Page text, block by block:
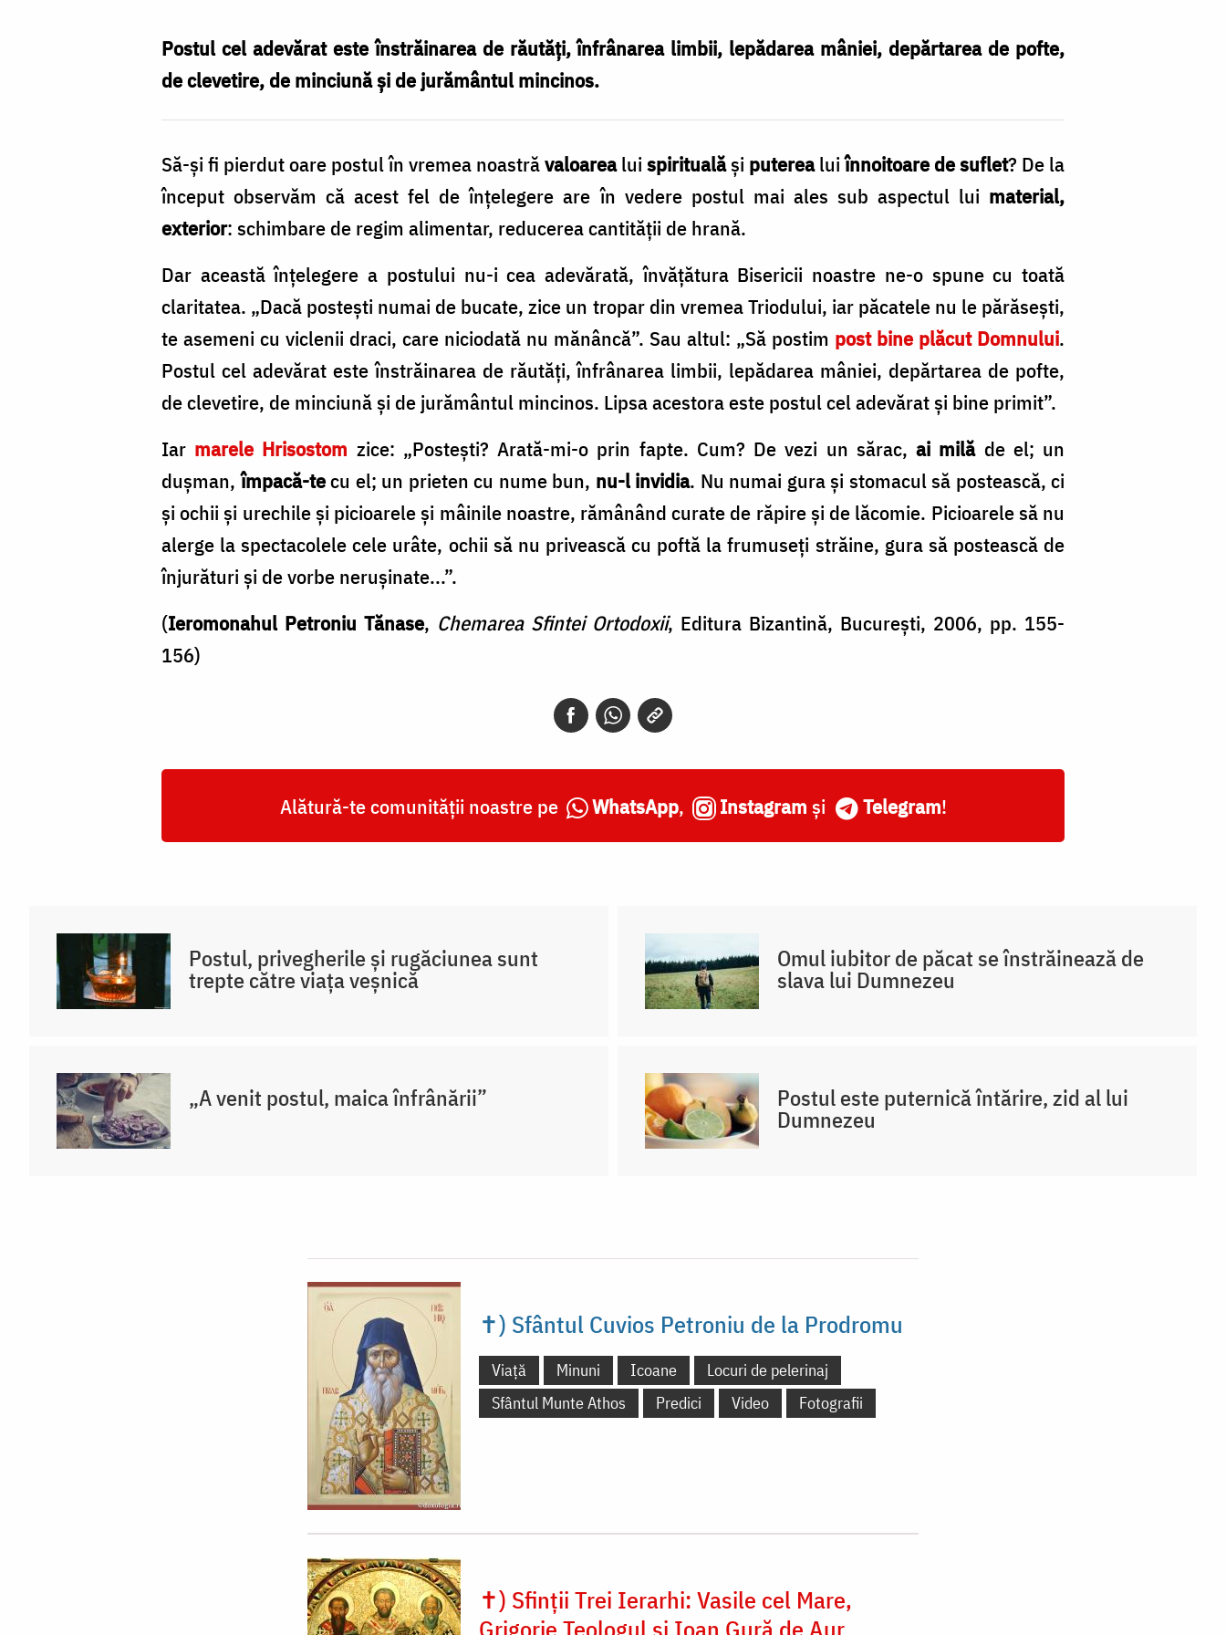
Postul cel adevărat este înstrăinarea de răutăți, înfrânarea limbii, lepădarea mâniei, depărtarea de pofte,
de clevetire, de minciună și de jurământul mincinos.
Să-și fi pierdut oare postul în vremea noastrăvaloarealui spiritualăși puterealuiînnoitoare de suflet? De la
început observăm că acest fel de înțelegere are în vedere postul mai ales sub aspectul lui material,
exterior: schimbare de regim alimentar, reducerea cantității de hrană.
Dar această înțelegere a postului nu-i cea adevă­rată, învățătura Bisericii noastre ne-o spune cu toată
claritatea. „Dacă postești numai de bucate, zice un tropar din vremea Triodului, iar păcatele nu le pără­sești,
te asemeni cu viclenii draci, care niciodată nu mănâncă”. Sau altul: „Să postim post bine plăcut Domnului.
Postul cel adevărat este înstrăinarea de răutăți, înfrânarea limbii, lepădarea mâniei, depărtarea de pofte,
de clevetire, de minciună și de jurământul mincinos. Lipsa acestora este postul cel adevărat și bine primit”.
Iar marele Hrisostom zice: „Postești? Arată-mi-o prin fapte. Cum? De vezi un sărac, ai milăde el; un
dușman,împacă-tecu el; un prieten cu nume bun, nu-l invidia. Nu numai gura și stomacul să postească, ci
și ochii și urechile și picioarele și mâinile noastre, rămânând curate de răpire și de lăcomie. Picioarele să nu
alerge la spectacolele cele urâte, ochii să nu privească cu poftă la frumuseți străine, gura să postească de
înjurături și de vorbe nerușinate...”.
(Ieromonahul Petroniu Tănase, Chemarea Sfintei Ortodoxii, Editura Bizantină, București, 2006, pp. 155-
156)
Alătură-te comunității noastre pe WhatsApp, Instagram și Telegram!
Postul, privegherile și rugăciunea sunt
trepte către viața veșnică
Omul iubitor de păcat se înstrăinează de
slava lui Dumnezeu
„A venit postul, maica înfrânării” Postul este puternică întărire, zid al lui
Dumnezeu
✝) Sfântul Cuvios Petroniu de la Prodromu
Viață Minuni Icoane
Locuri de pelerinaj
Sfântul Munte Athos
Predici Video Fotografii
✝) Sfinții Trei Ierarhi: Vasile cel Mare,